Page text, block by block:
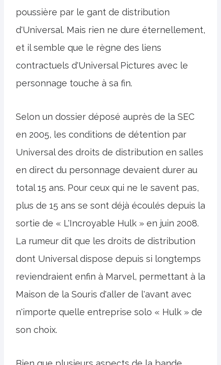
poussière par le gant de distribution
d'Universal. Mais rien ne dure éternellement,
et il semble que le règne des liens
contractuels d'Universal Pictures avec le
personnage touche à sa fin.
Selon un dossier déposé auprès de la SEC
en 2005, les conditions de détention par
Universal des droits de distribution en salles
en direct du personnage devaient durer au
total 15 ans. Pour ceux qui ne le savent pas,
plus de 15 ans se sont déjà écoulés depuis la
sortie de « L'Incroyable Hulk » en juin 2008.
La rumeur dit que les droits de distribution
dont Universal dispose depuis si longtemps
reviendraient enfin à Marvel, permettant à la
Maison de la Souris d'aller de l'avant avec
n'importe quelle entreprise solo « Hulk » de
son choix.